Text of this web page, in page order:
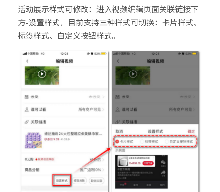
活动展示样式可修改：进入视频编辑页面关联链接下
方-设置样式，目前支持三种样式可切换：卡片样式、
标签样式、自定义按钮样式。